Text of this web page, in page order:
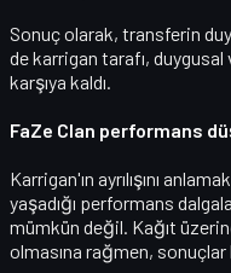
Sonuç olarak, transferin
de karrigan tarafı, duygusal
karşıya kaldı.
FaZe Clan performans
Karrigan'ın ayrılışını
yaşadığı performans
mümkün değil. Kağıt
olmasına rağmen,